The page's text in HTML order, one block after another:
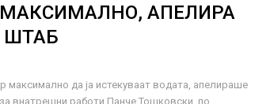
МАКСИМАЛНО, АПЕЛИРА
ШТАБ
максимално да ја истекуваат водата, апелираше
внатрешни работи Панче Тошковски, по